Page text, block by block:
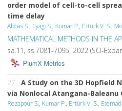
order model of cell-to-cell
time delay
Abbas S., Tyagi S., Kumar P., Ertürk V. S.,
MATHEMATICAL METHODS IN THE
sa.11, ss.7081-7095, 2022 (SCI-
PlumX Metrics
27. A Study on the 3D Hopfield
via Nonlocal Atangana-Baleanu
Rezapour S., Kumar P., Ertürk V. S., Etemad